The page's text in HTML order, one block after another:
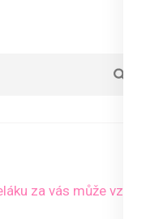
za vás může vzít